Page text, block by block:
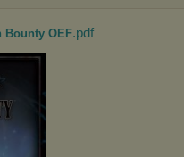
Bounty OEF.pdf